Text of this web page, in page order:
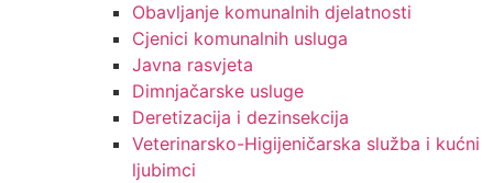
Obavljanje komunalnih djelatnosti
Cjenici komunalnih usluga
Javna rasvjeta
Dimnjačarske usluge
Deretizacija i dezinsekcija
Veterinarsko-Higijeničarska služba i kućni
ljubimci